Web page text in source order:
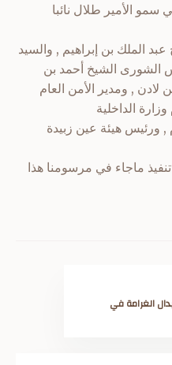
سمو الأمير طلال نائبا
الملك بن إبراهيم , والسيد
الشورى الشيخ أحمد بن
لادن , ومدير الأمن العام
الداخلية
ورئيس هيئة عين زبيدة
ماجاء في مرسومنا هذا
الغرامة في